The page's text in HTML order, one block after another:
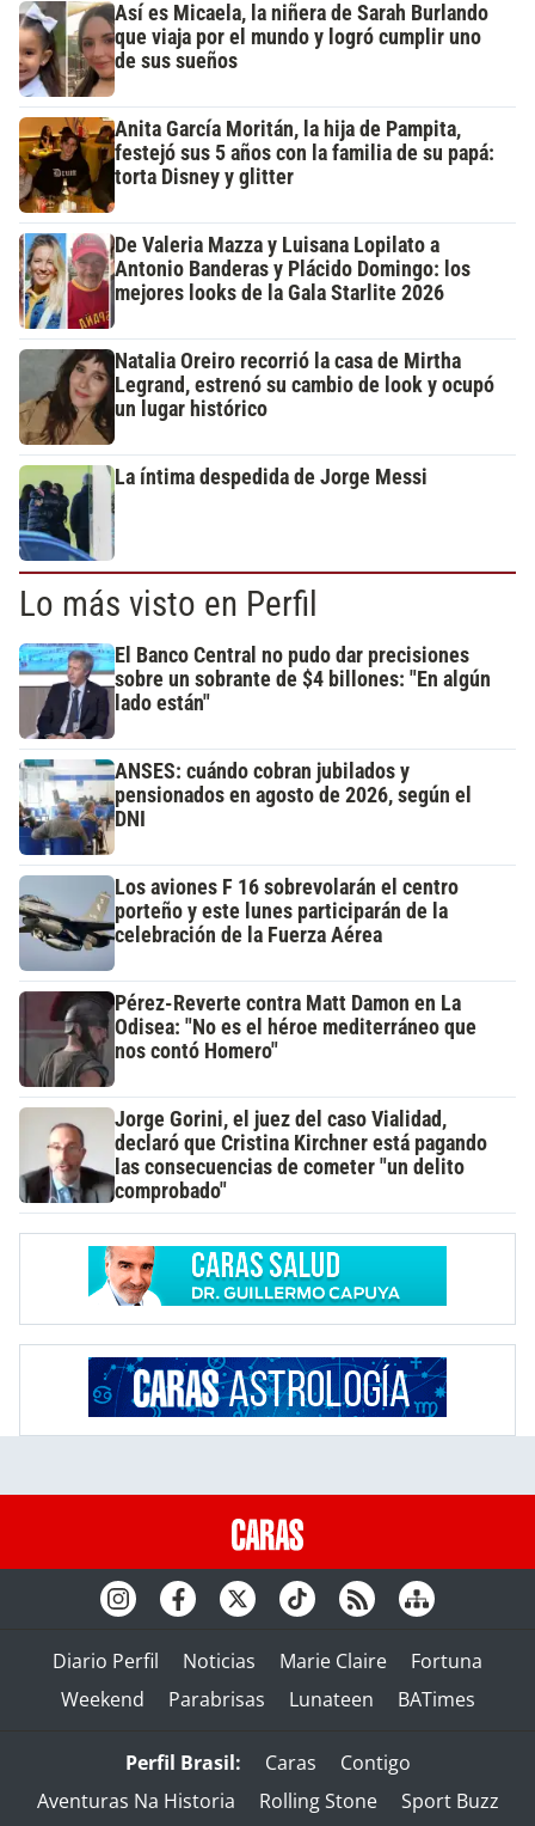
Así es Micaela, la niñera de Sarah Burlando
que viaja por el mundo y logró cumplir uno
de sus sueños
Anita García Moritán, la hija de Pampita,
festejó sus 5 años con la familia de su papá:
torta Disney y glitter
De Valeria Mazza y Luisana Lopilato a
Antonio Banderas y Plácido Domingo: los
mejores looks de la Gala Starlite 2026
Natalia Oreiro recorrió la casa de Mirtha
Legrand, estrenó su cambio de look y ocupó
un lugar histórico
La íntima despedida de Jorge Messi
Lo más visto en Perfil
El Banco Central no pudo dar precisiones
sobre un sobrante de $4 billones: "En algún
lado están"
ANSES: cuándo cobran jubilados y
pensionados en agosto de 2026, según el
DNI
Los aviones F 16 sobrevolarán el centro
porteño y este lunes participarán de la
celebración de la Fuerza Aérea
Pérez-Reverte contra Matt Damon en La
Odisea: "No es el héroe mediterráneo que
nos contó Homero"
Jorge Gorini, el juez del caso Vialidad,
declaró que Cristina Kirchner está pagando
las consecuencias de cometer "un delito
comprobado"
Diario Perfil Noticias Marie Claire
Fortuna
Weekend
Parabrisas Lunateen BATimes
Perfil Brasil: Caras
Contigo
Aventuras Na Historia
Rolling Stone Sport Buzz